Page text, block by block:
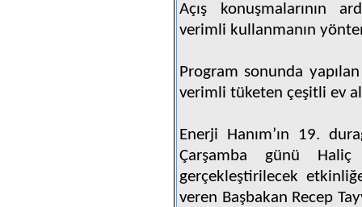
Açış konuşmalarının
verimli kullanmanın
Program sonunda
verimli tüketen çeşitli ev
Enerji Hanım’ın 19.
Çarşamba günü
gerçekleştirilecek
veren Başbakan Recep